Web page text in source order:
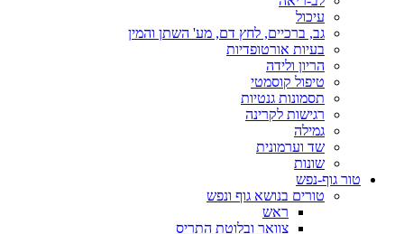
עיכול
גב, ברכיים, לחץ דם, מע' השתן והמין
בעיות אורטופדיות
הריון ולידה
טיפול קוסמטי
תסמונות גנטיות
רגישות לקרינה
גמילה
שד וערמונית
שונות
טור גוף-נפש
טורים בנושא גוף ונפש
ראש
צוואר ובלוטת התריס